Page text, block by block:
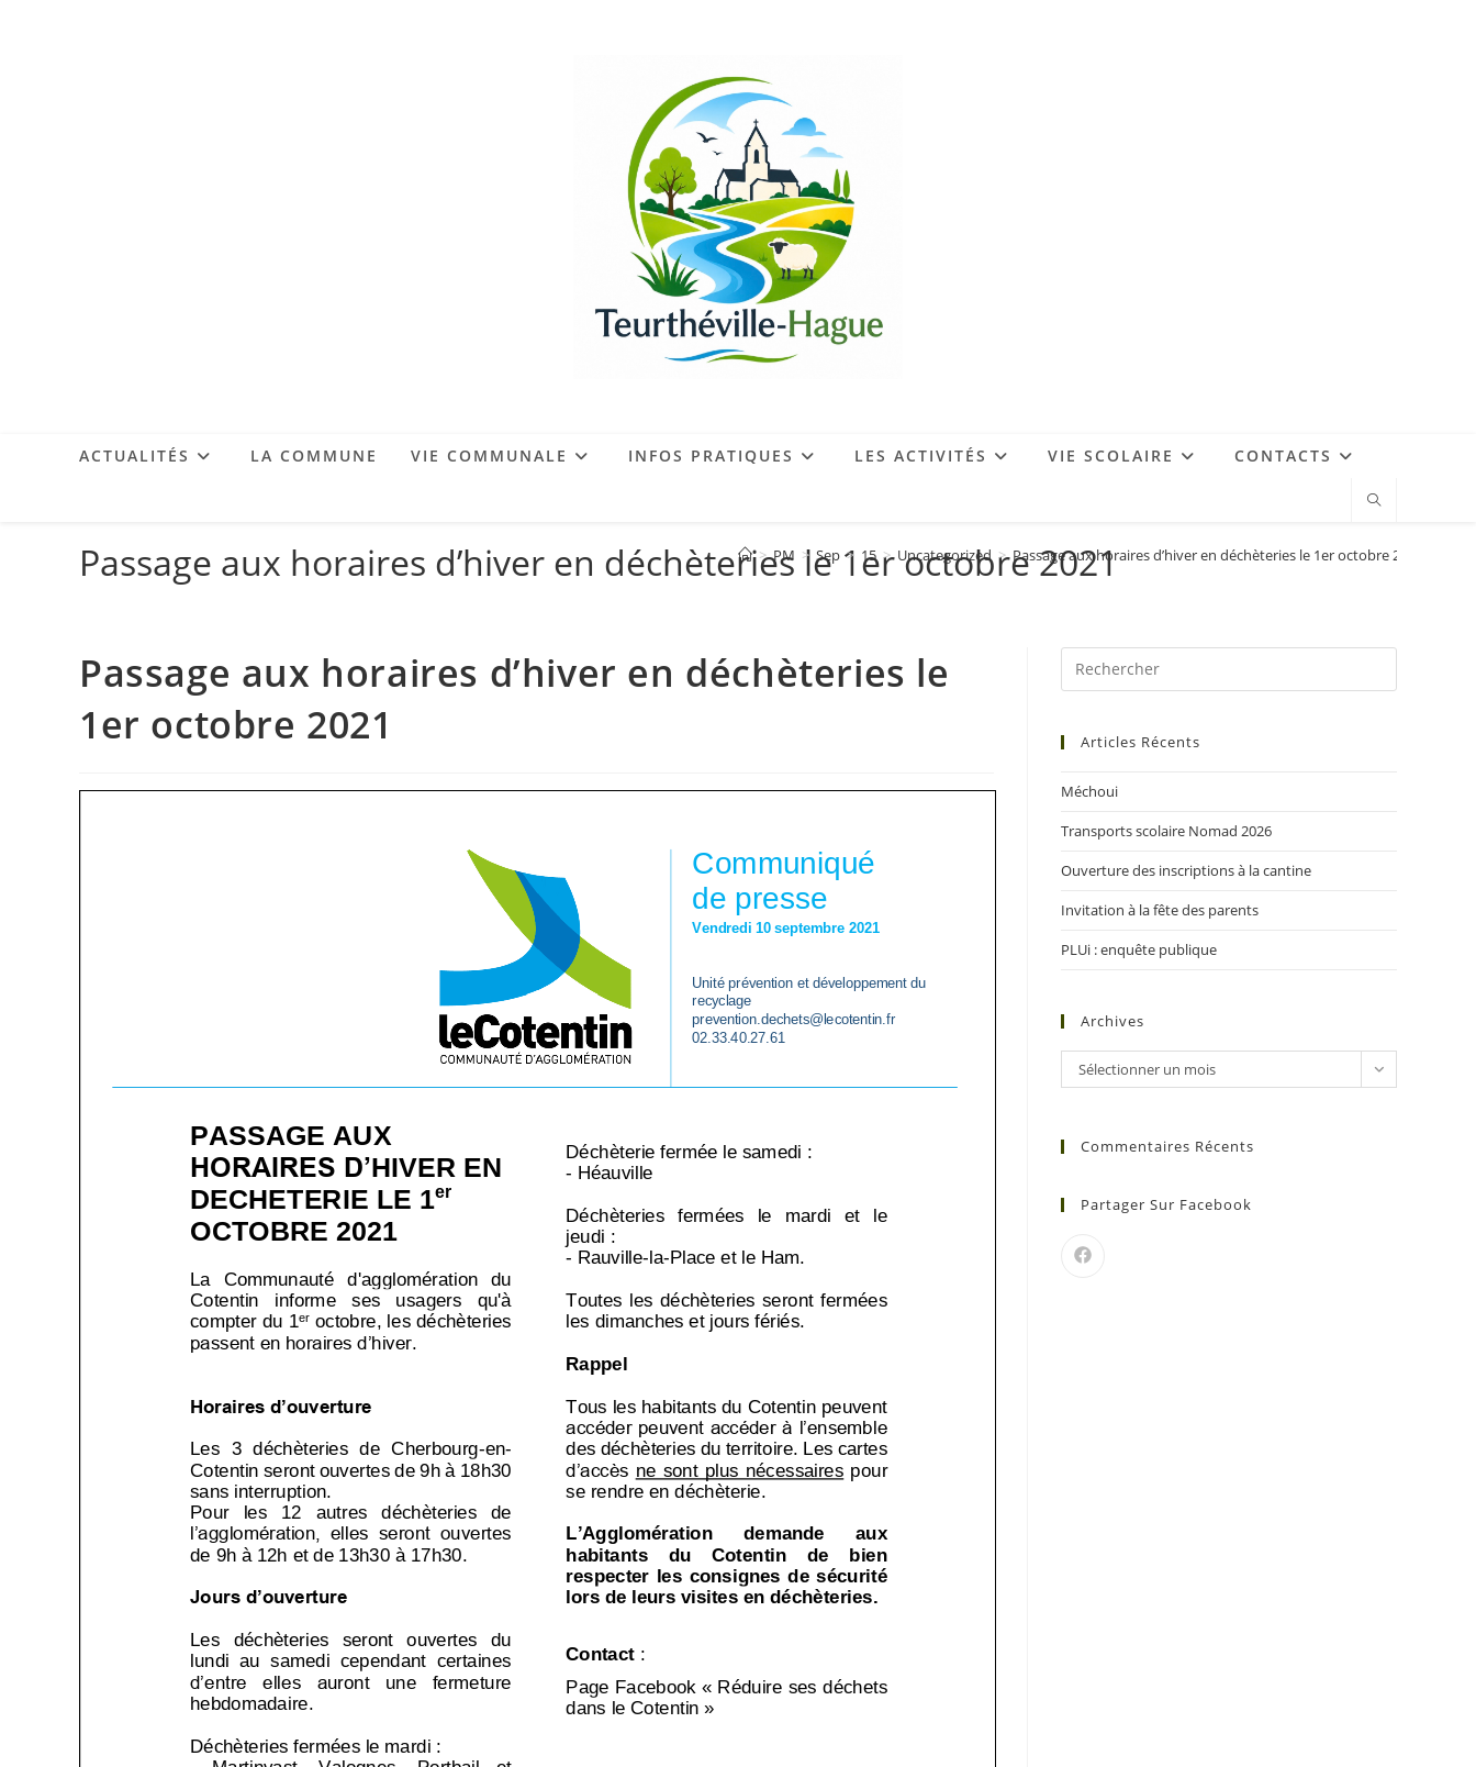
ACTUALITÉS LA COMMUNE VIE COMMUNALE INFOS PRATIQUES LES ACTIVITÉS VIE SCOLAIRE CONTACTS
Passage aux horaires d’hiver en déchèteries le 1er octobre 2021
> PM > Sep > 15 > Uncategorized > Passage aux horaires d’hiver en déchèteries le 1er octobre 2021
Passage aux horaires d’hiver en déchèteries le
1er octobre 2021
Articles Récents
Méchoui
Transports scolaire Nomad 2026
Ouverture des inscriptions à la cantine
Invitation à la fête des parents
PLUi : enquête publique
Archives
Sélectionner un mois
Commentaires Récents
Partager Sur Facebook